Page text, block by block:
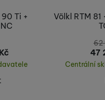
Völkl RTM 81
62
47
Centrální
Ti +